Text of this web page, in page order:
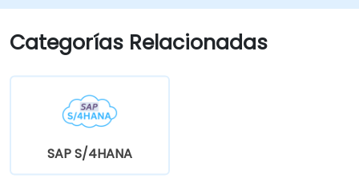
Monitorear, analizar y optimizar el
rendimiento de la aplicación de efectivo.
Categorías Relacionadas
SAP S/4HANA